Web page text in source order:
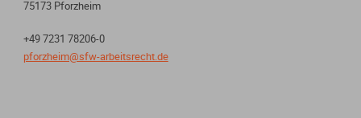
75173 Pforzheim
+49 7231 78206-0
pforzheim@sfw-arbeitsrecht.de